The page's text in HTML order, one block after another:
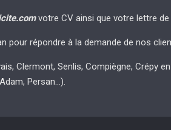
votre CV ainsi que votre lettre
pour répondre à la demande de nos
Clermont, Senlis, Compiègne, Crépy
Persan…).